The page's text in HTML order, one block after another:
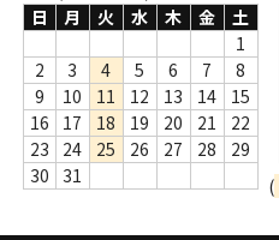
Privacy Policy
特定商取引法に基づく表示
Contact
日
月 火 水 木 金
土
1
2
3 4 5 6 7
8
9
10 11 12 13 14
15
16
17 18 19 20 21
22
23
24 25 26 27 28
29
30
31
(